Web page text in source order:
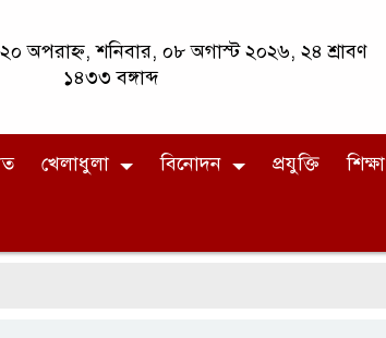
অপরাহ্ন, শনিবার, ০৮ অগাস্ট ২০২৬, ২৪ শ্রাবণ
১৪৩৩ বঙ্গাব্দ
খেলাধুলা বিনোদন প্রযুক্তি শিক্ষা